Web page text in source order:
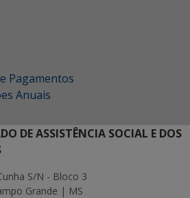
Pagamentos
Anuais
DE ASSISTÊNCIA SOCIAL E DOS
S/N - Bloco 3
Grande | MS